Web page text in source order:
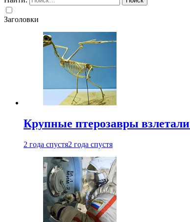
Заголовки
Крупные птерозавры
2 года спустя2 года спустя